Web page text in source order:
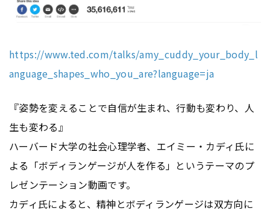
https://www.ted.com/talks/amy_cuddy_your_body_l
anguage_shapes_who_you_are?language=ja
『姿勢を変えることで自信が生まれ、行動も変わり、人
生も変わる』
ハーバード大学の社会心理学者、エイミー・カディ氏に
よる「ボディランゲージが人を作る」というテーマのプ
レゼンテーション動画です。
カディ氏によると、精神とボディランゲージは双方向に